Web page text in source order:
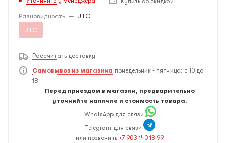
Разновидность — JTC
JTC
Рассчитать доставку
Самовывоз из магазина понедельник - пятница: с 10 до
18
Перед приездом в магазин, предварительно
уточняйте наличие и стоимость товара.
WhatsApp для связи
Telegram для связи
или позвонить +7 903 140 18 99